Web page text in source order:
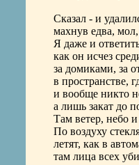
Сказал - и
махнув едва, мол,
Я даже и
как он исчез
за домиками, за
в пространстве,
и вообще никто
а лишь закат до
Там ветер, небо
По воздуху
летят, как в
там лица всех